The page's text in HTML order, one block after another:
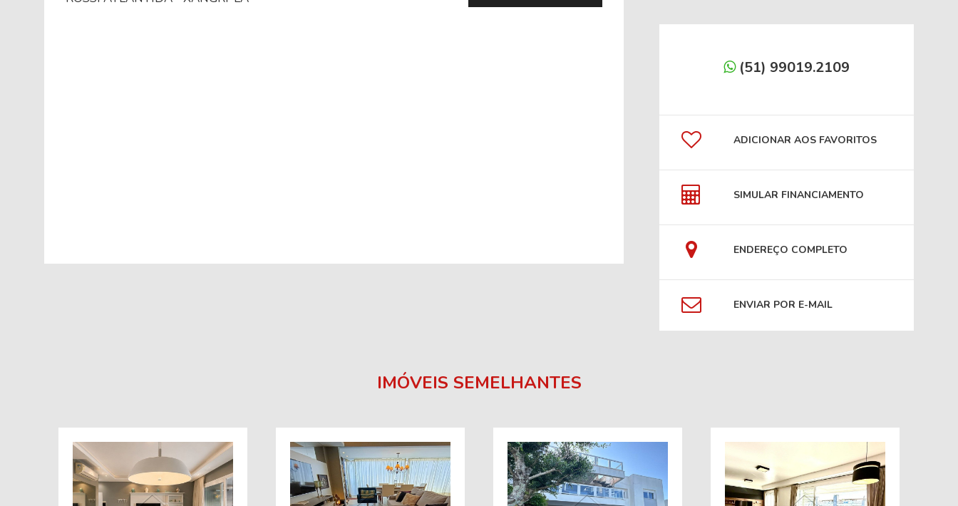
(51) 99019.2109
ADICIONAR AOS FAVORITOS
SIMULAR FINANCIAMENTO
ENDEREÇO COMPLETO
ENVIAR POR E-MAIL
IMÓVEIS SEMELHANTES